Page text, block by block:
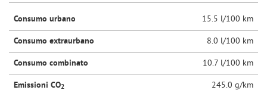
Consumo urbano 15.5 l/100 km
Consumo extraurbano 8.0 l/100 km
Consumo combinato 10.7 l/100 km
Emissioni CO2 245.0 g/km